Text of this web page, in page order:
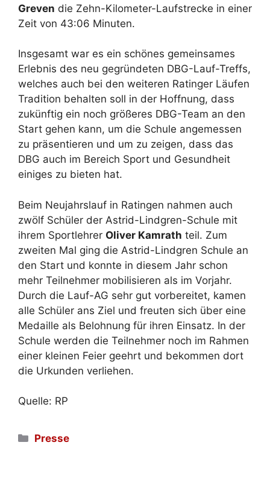
Greven die Zehn-Kilometer-Laufstrecke in einer
Zeit von 43:06 Minuten.
Insgesamt war es ein schönes gemeinsames
Erlebnis des neu gegründeten DBG-Lauf-Treffs,
welches auch bei den weiteren Ratinger Läufen
Tradition behalten soll in der Hoffnung, dass
zukünftig ein noch größeres DBG-Team an den
Start gehen kann, um die Schule angemessen
zu präsentieren und um zu zeigen, dass das
DBG auch im Bereich Sport und Gesundheit
einiges zu bieten hat.
Beim Neujahrslauf in Ratingen nahmen auch
zwölf Schüler der Astrid-Lindgren-Schule mit
ihrem Sportlehrer Oliver Kamrath teil. Zum
zweiten Mal ging die Astrid-Lindgren Schule an
den Start und konnte in diesem Jahr schon
mehr Teilnehmer mobilisieren als im Vorjahr.
Durch die Lauf-AG sehr gut vorbereitet, kamen
alle Schüler ans Ziel und freuten sich über eine
Medaille als Belohnung für ihren Einsatz. In der
Schule werden die Teilnehmer noch im Rahmen
einer kleinen Feier geehrt und bekommen dort
die Urkunden verliehen.
Quelle: RP
Kategorien
Presse